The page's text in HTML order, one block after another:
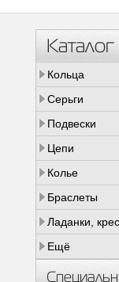
Кольца
Серьги
Подвески
Цепи
Колье
Браслеты
Ладанки,
Ещё